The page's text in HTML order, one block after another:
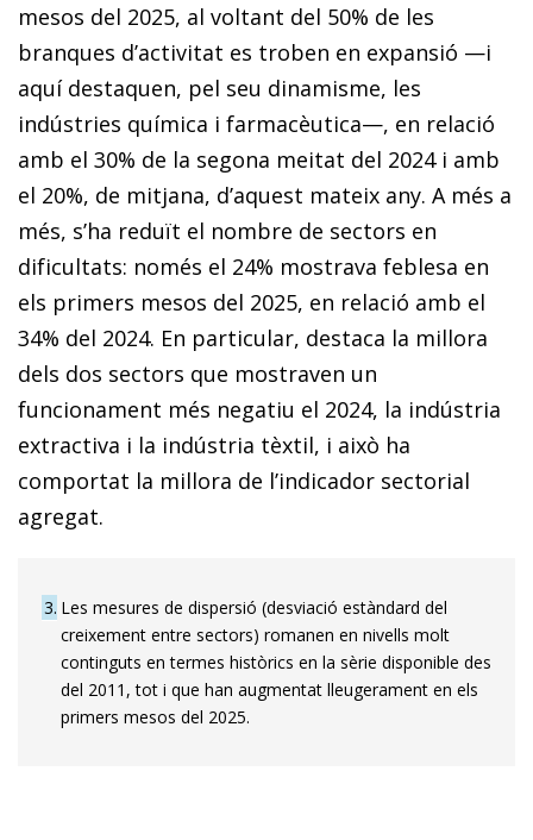
mesos del 2025, al voltant del 50% de les
branques d’activitat es troben en expansió —i
aquí destaquen, pel seu dinamisme, les
indústries química i farmacèutica—, en relació
amb el 30% de la segona meitat del 2024 i amb
el 20%, de mitjana, d’aquest mateix any. A més a
més, s’ha reduït el nombre de sectors en
dificultats: només el 24% mostrava feblesa en
els primers mesos del 2025, en relació amb el
34% del 2024. En particular, destaca la millora
dels dos sectors que mostraven un
funcionament més negatiu el 2024, la indústria
extractiva i la indústria tèxtil, i això ha
comportat la millora de l’indicador sectorial
agregat.
3 Les mesures de dispersió (desviació estàndard del
creixement entre sectors) romanen en nivells molt
continguts en termes històrics en la sèrie disponible des
del 2011, tot i que han augmentat lleugerament en els
primers mesos del 2025.